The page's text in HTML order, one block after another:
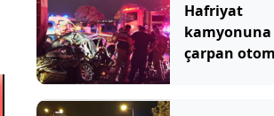
Hafriyat
kamyonuna
çarpan